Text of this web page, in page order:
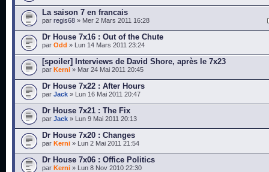
La saison 7 en francais
par regis68 » Mer 2 Mars 2011 16:28
Dr House 7x16 : Out of the Chute
par Odd » Lun 14 Mars 2011 23:24
[spoiler] Interviews de David Shore, après le 7x23
par Kerni » Mar 24 Mai 2011 20:45
Dr House 7x22 : After Hours
par Jack » Lun 16 Mai 2011 20:47
Dr House 7x21 : The Fix
par Jack » Lun 9 Mai 2011 20:13
Dr House 7x20 : Changes
par Kerni » Lun 2 Mai 2011 21:54
Dr House 7x06 : Office Politics
par Kerni » Lun 8 Nov 2010 22:30